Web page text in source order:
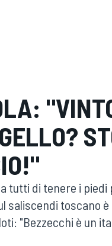
a tutti di tenere i
saliscendi toscano
"Bezzecchi è un